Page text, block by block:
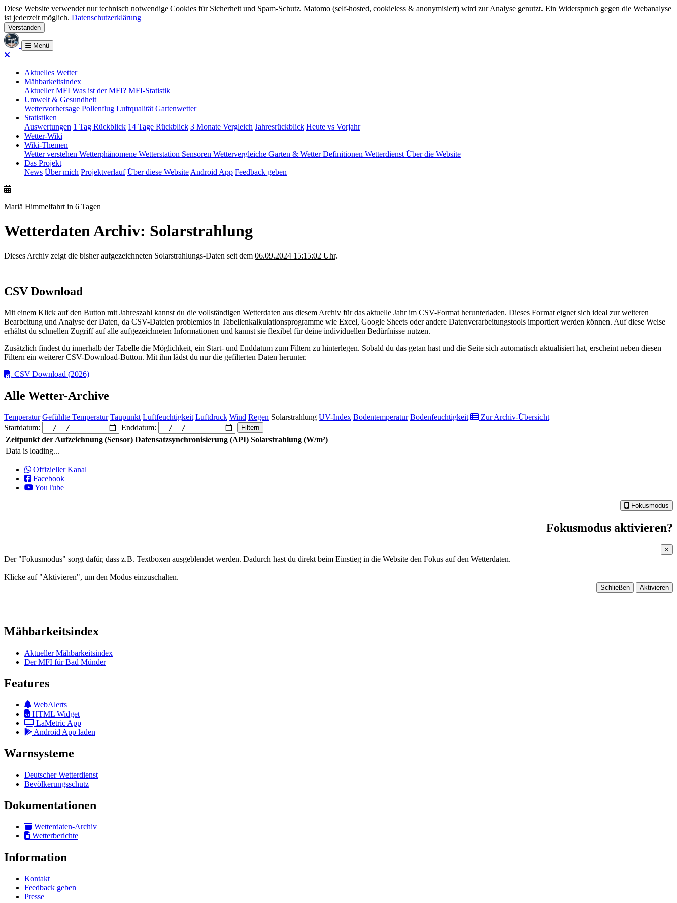
Diese Website verwendet nur technisch notwendige Cookies für Sicherheit und Spam-Schutz. Matomo (self-hosted, cookieless & anonymisiert) wird zur Analyse genutzt. Ein Widerspruch gegen die Webanalyse
ist jederzeit möglich. Datenschutzerklärung
Verstanden
Menü
Aktuelles Wetter
Mähbarkeitsindex
Aktueller MFI Was ist der MFI? MFI-Statistik
Umwelt & Gesundheit
Wettervorhersage Pollenflug Luftqualität Gartenwetter
Statistiken
Auswertungen 1 Tag Rückblick 14 Tage Rückblick 3 Monate Vergleich Jahresrückblick Heute vs Vorjahr
Wetter-Wiki
Wiki-Themen
Wetter verstehen Wetterphänomene Wetterstation Sensoren Wettervergleiche Garten & Wetter Definitionen Wetterdienst Über die Website
Das Projekt
News Über mich Projektverlauf Über diese Website Android App Feedback geben
Mariä Himmelfahrt in 6 Tagen
Wetterdaten Archiv: Solarstrahlung
Dieses Archiv zeigt die bisher aufgezeichneten Solarstrahlungs-Daten seit dem 06.09.2024 15:15:02 Uhr.
CSV Download
Mit einem Klick auf den Button mit Jahreszahl kannst du die vollständigen Wetterdaten aus diesem Archiv für das aktuelle Jahr im CSV-Format herunterladen. Dieses Format eignet sich ideal zur weiteren
Bearbeitung und Analyse der Daten, da CSV-Dateien problemlos in Tabellenkalkulationsprogramme wie Excel, Google Sheets oder andere Datenverarbeitungstools importiert werden können. Auf diese Weise
erhältst du schnellen Zugriff auf alle aufgezeichneten Informationen und kannst sie flexibel für deine individuellen Bedürfnisse nutzen.
Zusätzlich findest du innerhalb der Tabelle die Möglichkeit, ein Start- und Enddatum zum Filtern zu hinterlegen. Sobald du das getan hast und die Seite sich automatisch aktualisiert hat, erscheint neben diesen
Filtern ein weiterer CSV-Download-Button. Mit ihm lädst du nur die gefilterten Daten herunter.
CSV Download (2026)
Alle Wetter-Archive
Temperatur Gefühlte Temperatur Taupunkt Luftfeuchtigkeit Luftdruck Wind Regen Solarstrahlung UV-Index Bodentemperatur Bodenfeuchtigkeit
Zur Archiv-Übersicht
Startdatum:
Enddatum: Filtern
Zeitpunkt der Aufzeichnung (Sensor) Datensatzsynchronisierung (API) Solarstrahlung (W/m²)
Data is loading...
Offizieller Kanal
Facebook
YouTube
Fokusmodus
Fokusmodus aktivieren?
×
Der "Fokusmodus" sorgt dafür, dass z.B. Textboxen ausgeblendet werden. Dadurch hast du direkt beim Einstieg in die Website den Fokus auf den Wetterdaten.
Klicke auf "Aktivieren", um den Modus einzuschalten.
Schließen Aktivieren
Mähbarkeitsindex
Aktueller Mähbarkeitsindex
Der MFI für Bad Münder
Features
WebAlerts
HTML Widget
LaMetric App
Android App laden
Warnsysteme
Deutscher Wetterdienst
Bevölkerungsschutz
Dokumentationen
Wetterdaten-Archiv
Wetterberichte
Information
Kontakt
Feedback geben
Presse